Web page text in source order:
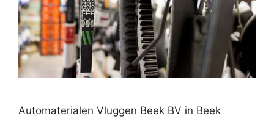
Automaterialen Vluggen Beek BV in Beek